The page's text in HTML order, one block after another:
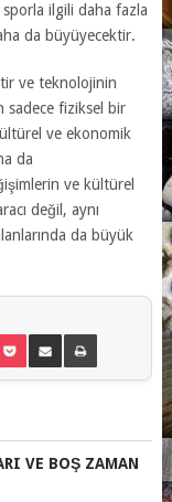
ilgili daha fazla
da büyüyecektir.
ve teknolojinin
sadece fiziksel bir
ve ekonomik
da
ve kültürel
değil, aynı
da büyük
VE BOŞ ZAMAN